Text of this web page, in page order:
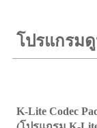
โปรแกรม
K-Lite Codec